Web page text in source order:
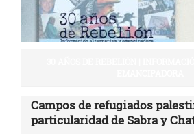
Campos de refugiados
particularidad de Sabra y